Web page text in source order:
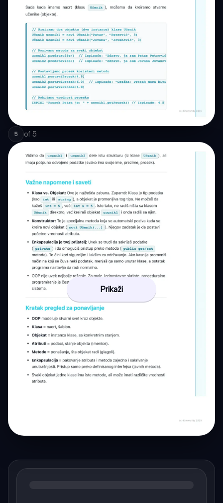
5 of 5
Prikaži